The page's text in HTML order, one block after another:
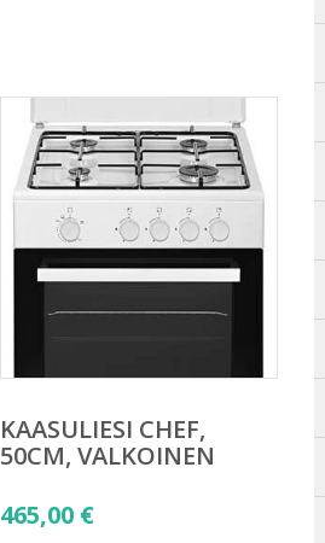
KAASULIESI CHEF,
50CM, VALKOINEN
465,00 €